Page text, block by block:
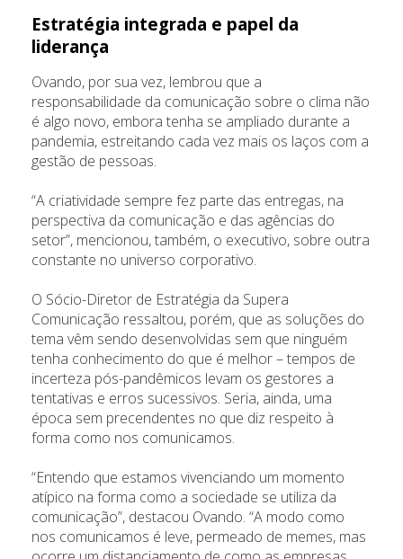
Estratégia integrada e papel da
liderança
Ovando, por sua vez, lembrou que a
responsabilidade da comunicação sobre o clima não
é algo novo, embora tenha se ampliado durante a
pandemia, estreitando cada vez mais os laços com a
gestão de pessoas.
“A criatividade sempre fez parte das entregas, na
perspectiva da comunicação e das agências do
setor”, mencionou, também, o executivo, sobre outra
constante no universo corporativo.
O Sócio-Diretor de Estratégia da Supera
Comunicação ressaltou, porém, que as soluções do
tema vêm sendo desenvolvidas sem que ninguém
tenha conhecimento do que é melhor – tempos de
incerteza pós-pandêmicos levam os gestores a
tentativas e erros sucessivos. Seria, ainda, uma
época sem precendentes no que diz respeito à
forma como nos comunicamos.
“Entendo que estamos vivenciando um momento
atípico na forma como a sociedade se utiliza da
comunicação”, destacou Ovando. “A modo como
nos comunicamos é leve, permeado de memes, mas